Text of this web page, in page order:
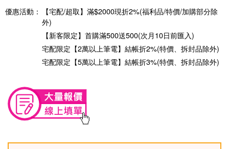
優惠活動：
【宅配/超取】滿$2000現折2%(福利品/特價/加購部分除
外)
【新客限定】首購滿500送500(次月10日前匯入)
宅配限定【2萬以上筆電】結帳折2%(特價、拆封品除外)
宅配限定【5萬以上筆電】結帳折3%(特價、拆封品除外)